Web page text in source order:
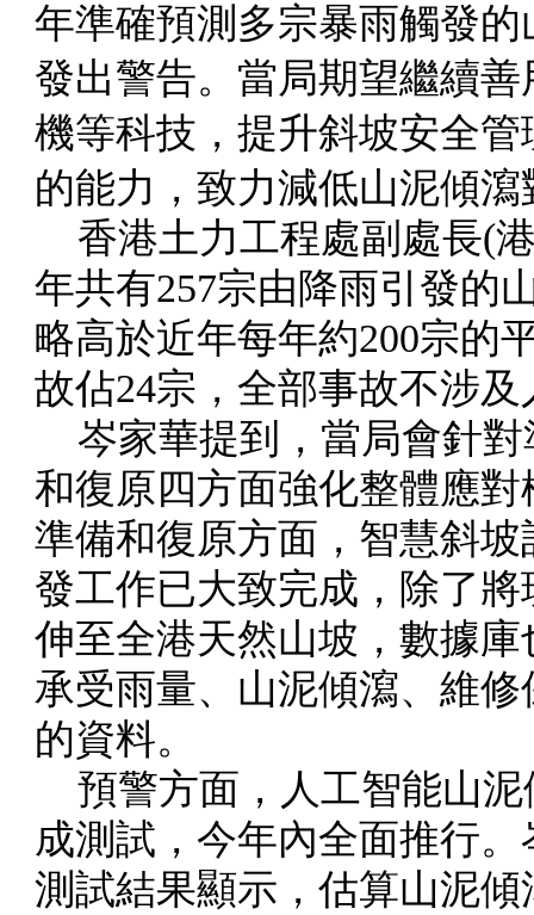
年準確預測多宗暴雨觸發
發出警告。當局期望繼續
機等科技，提升斜坡安全
的能力，致力減低山泥傾
香港土力工程處副處長(
年共有257宗由降雨引發的
略高於近年每年約200宗的
故佔24宗，全部事故不涉
岑家華提到，當局會針對
和復原四方面強化整體應
準備和復原方面，智慧斜
發工作已大致完成，除了
伸至全港天然山坡，數據
承受雨量、山泥傾瀉、維
的資料。
預警方面，人工智能山泥
成測試，今年內全面推行
測試結果顯示，估算山泥